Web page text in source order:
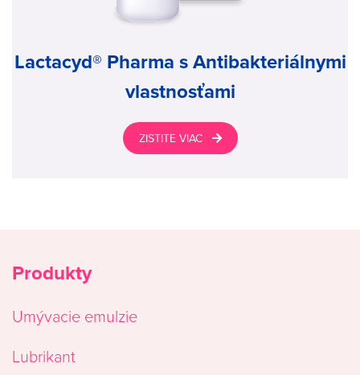
Lactacyd® Pharma s Antibakteriálnymi
vlastnosťami
ZISTITE VIAC
Produkty
Umývacie emulzie
Lubrikant